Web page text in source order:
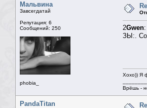
Мальвина
Завсегдатай
Репутация: 6
Сообщений: 250
phobia_
2Gwen
ЗЫ:.
Хохо)) Я
Врёшь -
PandaTitan